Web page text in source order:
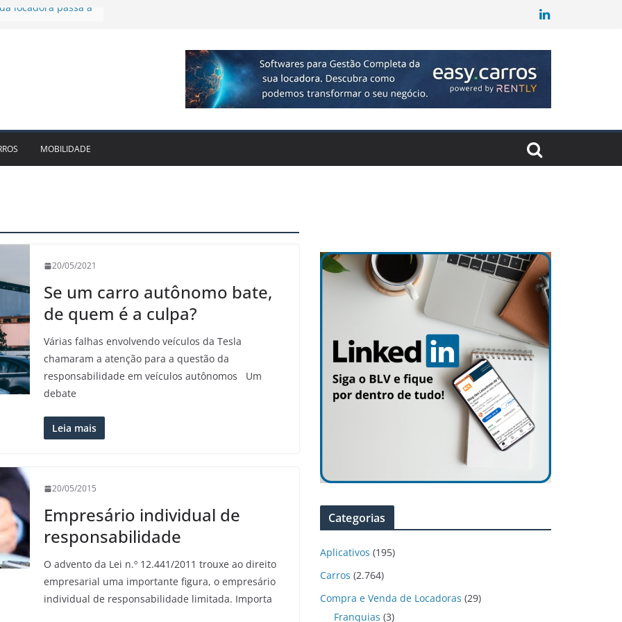
1bi no 2T26 e
de veículos
para o RJ e
leva Localiza
MOBILIDADE
20/05/2021
Se um carro autônomo bate,
de quem é a culpa?
Várias falhas envolvendo veículos da Tesla
chamaram a atenção para a questão da
responsabilidade em veículos autônomos Um
debate
Leia mais
20/05/2015
Empresário individual de
responsabilidade
O advento da Lei n.º 12.441/2011 trouxe ao direito
empresarial uma importante figura, o empresário
individual de responsabilidade limitada. Importa
Categorias
Aplicativos (195)
Carros (2.764)
Compra e Venda de Locadoras (29)
Franquias (3)